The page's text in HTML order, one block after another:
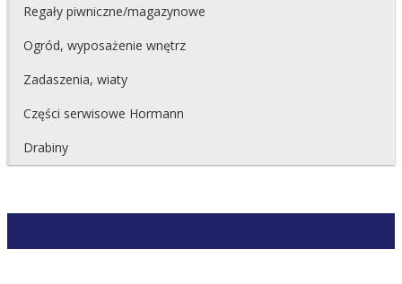
Regały piwniczne/magazynowe
Ogród, wyposażenie wnętrz
Zadaszenia, wiaty
Części serwisowe Hormann
Drabiny